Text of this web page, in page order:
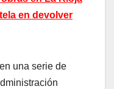
en devolver
una serie de